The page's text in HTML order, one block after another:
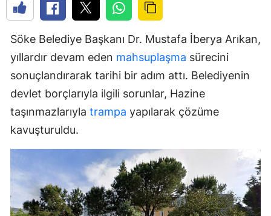
Söke Belediye Başkanı Dr. Mustafa İberya Arıkan,
yıllardır devam eden mahsuplaşma sürecini
sonuçlandırarak tarihi bir adım attı. Belediyenin
devlet borçlarıyla ilgili sorunlar, Hazine
taşınmazlarıyla trampa yapılarak çözüme
kavuşturuldu.